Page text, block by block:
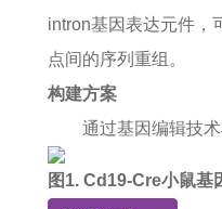
intron基因表达元件，
点间的序列重组。
构建方案
通过基因编辑技
图1. Cd19-Cre小鼠基